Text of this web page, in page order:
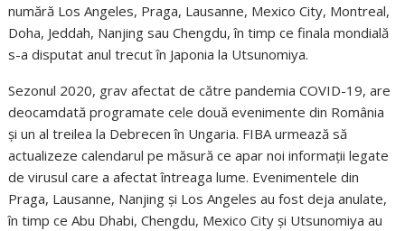
numără Los Angeles, Praga, Lausanne, Mexico City, Montreal,
Doha, Jeddah, Nanjing sau Chengdu, în timp ce finala mondială
s-a disputat anul trecut în Japonia la Utsunomiya.
Sezonul 2020, grav afectat de către pandemia COVID-19, are
deocamdată programate cele două evenimente din România
și un al treilea la Debrecen în Ungaria. FIBA urmează să
actualizeze calendarul pe măsură ce apar noi informații legate
de virusul care a afectat întreaga lume. Evenimentele din
Praga, Lausanne, Nanjing și Los Angeles au fost deja anulate,
în timp ce Abu Dhabi, Chengdu, Mexico City și Utsunomiya au